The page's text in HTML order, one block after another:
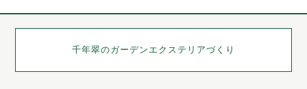
千年翠のガーデンエクステリアづくり